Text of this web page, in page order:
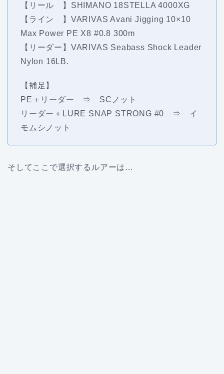
【リール 】SHIMANO 18STELLA 4000XG
【ライン 】VARIVAS Avani Jigging 10×10
Max Power PE X8 #0.8 300m
【リーダー】VARIVAS Seabass Shock Leader
Nylon 16LB.
【補足】
PE＋リーダー ⇒ SCノット
リーダー＋LURE SNAP STRONG #0 ⇒ イ
モムシノット
そしてここで選択するルアーは…